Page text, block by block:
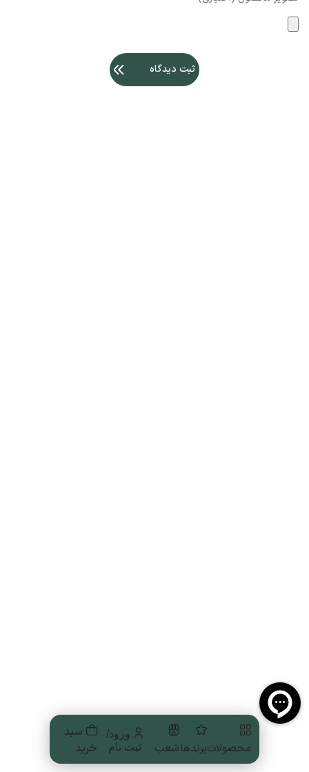
ثبت دیدگاه
محصولاتبرندهاشعب
ورود/
ثبت نام
سبد
خرید